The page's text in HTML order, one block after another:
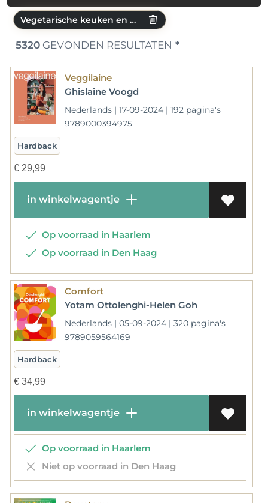
Vegetarische keuken en vegetarisme
5320GEVONDEN RESULTATEN *
Veggilaine
Ghislaine Voogd
Nederlands | 17-09-2024 | 192 pagina's
9789000394975
Hardback
€29,99
in winkelwagentje
Op voorraad in Haarlem
Op voorraad in Den Haag
Comfort
Yotam Ottolenghi-Helen Goh
Nederlands | 05-09-2024 | 320 pagina's
9789059564169
Hardback
€34,99
in winkelwagentje
Op voorraad in Haarlem
Niet op voorraad in Den Haag